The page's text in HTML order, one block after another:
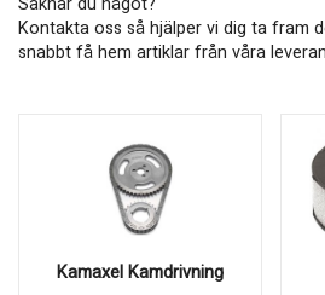
Kontakta oss så hjälper vi dig ta fram
snabbt få hem artiklar från våra
Kamaxel Kamdrivning